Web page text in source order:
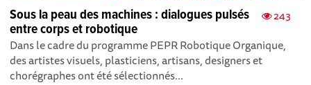
243
Sous la peau des machines : dialogues pulsés
entre corps et robotique
Dans le cadre du programme PEPR Robotique Organique,
des artistes visuels, plasticiens, artisans, designers et
chorégraphes ont été sélectionnés...